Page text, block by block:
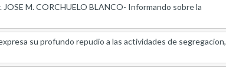
M. CORCHUELO BLANCO- Informando sobre la
su profundo repudio a las actividades de segregacion,